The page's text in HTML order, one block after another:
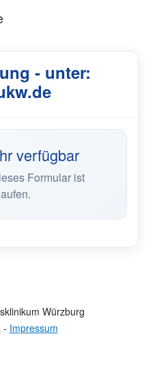
- unter:
verfügbar
Formular ist
Würzburg
- Impressum